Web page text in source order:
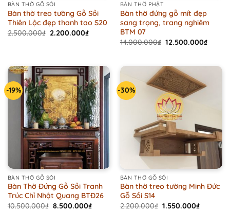
BÀN THỜ GỖ SỒI
Bàn thờ treo tường Gỗ Sồi
Thiên Lộc đẹp thanh tao S20
2.500.000₫ Original
2.200.000₫Current
BÀN THỜ PHẬT
Bàn thờ đứng gỗ mít đẹp
sang trọng, trang nghiêm
BTM 07
14.000.000₫ Original
12.500.000₫
-19%
BÀN THỜ GỖ SỒI
Bàn Thờ Đứng Gỗ Sồi Tranh
Trúc Chỉ Nhật Quang BTĐ26
10.500.000₫ Original
8.500.000₫Current
-30%
BÀN THỜ GỖ SỒI
Bàn thờ treo tường Minh Đức
Gỗ Sồi S14
2.200.000₫ Original
1.550.000₫Current